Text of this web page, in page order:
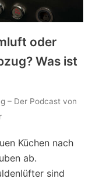
oder
Was ist
– Der Podcast von
Küchen nach
ab.
sind